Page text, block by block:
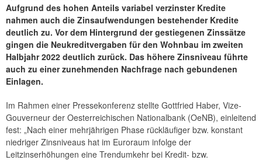
Aufgrund des hohen Anteils variabel verzinster Kredite
nahmen auch die Zinsaufwendungen bestehender Kredite
deutlich zu. Vor dem Hintergrund der gestiegenen Zinssätze
gingen die Neukreditvergaben für den Wohnbau im zweiten
Halbjahr 2022 deutlich zurück. Das höhere Zinsniveau führte
auch zu einer zunehmenden Nachfrage nach gebundenen
Einlagen.
Im Rahmen einer Pressekonferenz stellte Gottfried Haber, Vize-
Gouverneur der Oesterreichischen Nationalbank (OeNB), einleitend
fest: „Nach einer mehrjährigen Phase rückläufiger bzw. konstant
niedriger Zinsniveaus hat im Euroraum infolge der
Leitzinserhöhungen eine Trendumkehr bei Kredit- bzw.